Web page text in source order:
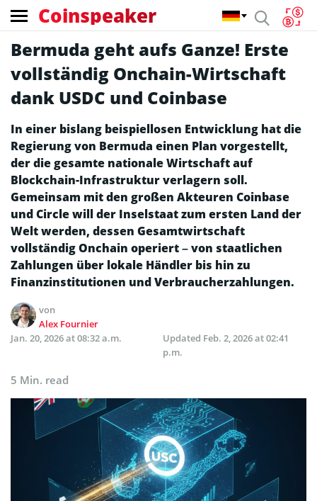
Coinspeaker
Bermuda geht aufs Ganze! Erste
vollständig Onchain-Wirtschaft
dank USDC und Coinbase
In einer bislang beispiellosen Entwicklung hat die
Regierung von Bermuda einen Plan vorgestellt,
der die gesamte nationale Wirtschaft auf
Blockchain-Infrastruktur verlagern soll.
Gemeinsam mit den großen Akteuren Coinbase
und Circle will der Inselstaat zum ersten Land der
Welt werden, dessen Gesamtwirtschaft
vollständig Onchain operiert – von staatlichen
Zahlungen über lokale Händler bis hin zu
Finanzinstitutionen und Verbraucherzahlungen.
von
Alex Fournier
Jan. 20, 2026 at 08:32 a.m.
Updated Feb. 2, 2026 at 02:41
p.m.
5 Min. read